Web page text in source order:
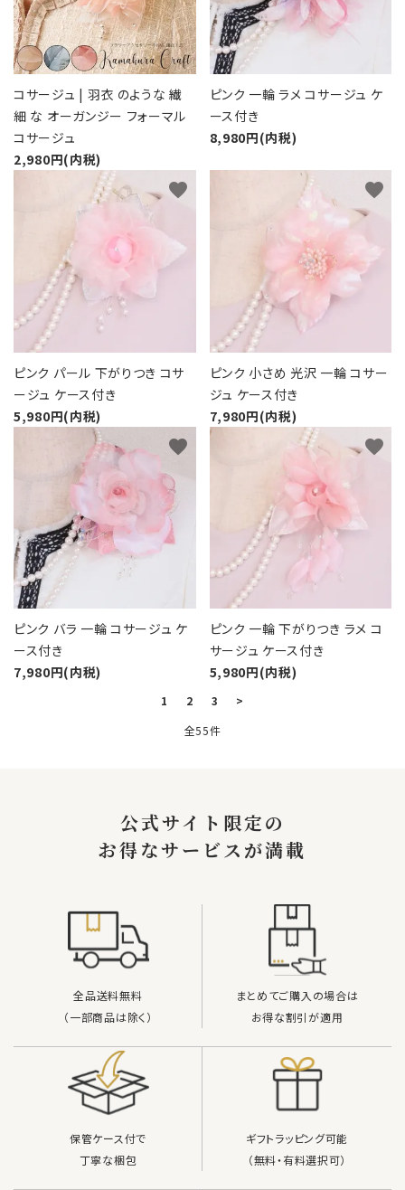
コサージュ | 羽衣 のような 繊
細 な オーガンジー フォーマル
コサージュ
2,980円(内税)
ピンク 一輪 ラメ コサージュ ケ
ース付き
8,980円(内税)
ピンク パール 下がりつき コサ
ージュ ケース付き
5,980円(内税)
favorite
ピンク 小さめ 光沢 一輪 コサー
ジュ ケース付き
7,980円(内税)
favorite
ピンク バラ 一輪 コサージュ ケ
ース付き
7,980円(内税)
favorite
ピンク 一輪 下がりつき ラメ コ
サージュ ケース付き
5,980円(内税)
favorite
1 2 3
>
全55件
検索する
公式サイト限定の
お得なサービスが満載
全品送料無料
（一部商品は除く）
まとめてご購入の場合は
お得な割引が適用
保管ケース付で
丁寧な梱包
ギフトラッピング可能
（無料・有料選択可）